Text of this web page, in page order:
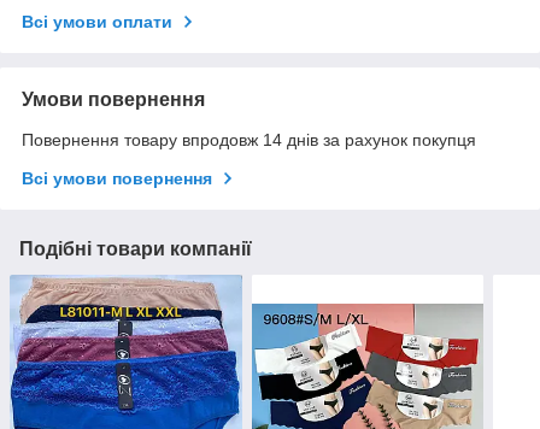
Всі умови оплати
Умови повернення
Повернення товару впродовж 14 днів за рахунок покупця
Всі умови повернення
Подібні товари компанії